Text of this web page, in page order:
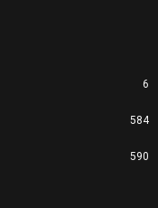
6
584
590